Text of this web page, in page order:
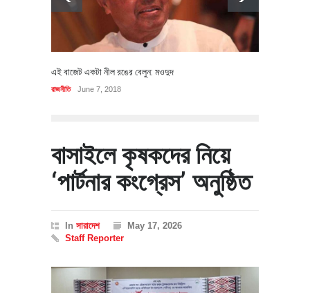
এই বাজেট একটা নীল রঙের বেলুন: মওদুদ
রাজনীতি June 7, 2018
বাসাইলে কৃষকদের নিয়ে
‘পার্টনার কংগ্রেস’ অনুষ্ঠিত
In সারাদেশ
May 17, 2026
Staff Reporter